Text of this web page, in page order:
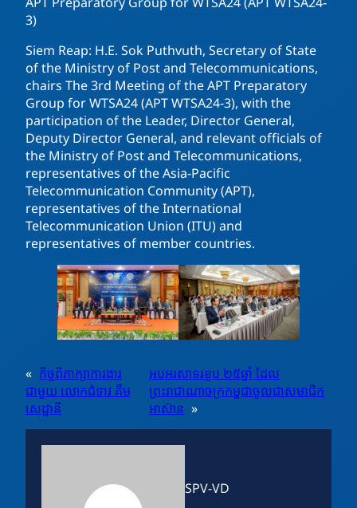
3)
Siem Reap: H.E. Sok Puthvuth, Secretary of State
of the Ministry of Post and Telecommunications,
chairs The 3rd Meeting of the APT Preparatory
Group for WTSA24 (APT WTSA24-3), with the
participation of the Leader, Director General,
Deputy Director General, and relevant officials of
the Ministry of Post and Telecommunications,
representatives of the Asia-Pacific
Telecommunication Community (APT),
representatives of the International
Telecommunication Union (ITU) and
representatives of member countries.
« កិច្ចពិភាក្សាការងារ
ជាមួយ លោកជំទាវ គឹម
សេដ្ឋានី
អបអរសាទរខួប ២៥ឆ្នាំ ដែល
ព្រះរាជាណាចក្រកម្ពុជាចូលជាសមាជិក
អាស៊ាន »
SPV-VD